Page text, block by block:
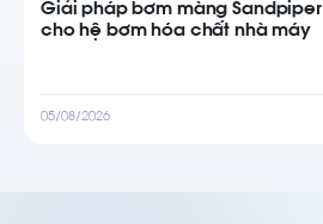
Giải pháp bơm màng Sandpiper
cho hệ bơm hóa chất nhà máy
05/08/2026